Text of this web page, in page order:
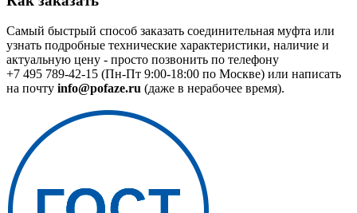
Самый быстрый способ заказать соединительная муфта или
узнать подробные технические характеристики, наличие и
актуальную цену - просто позвонить по телефону
+7 495 789-42-15 (Пн-Пт 9:00-18:00 по Москве) или написать
на почту info@pofaze.ru (даже в нерабочее время).